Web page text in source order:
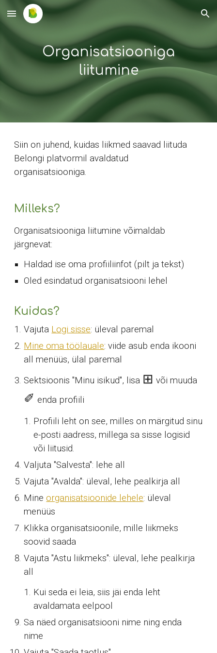
Skip to main content Skip to navigation
Organisatsiooniga
liitumine
Siin on juhend, kuidas liikmed saavad liituda
Belongi platvormil avaldatud
organisatsiooniga.
Milleks?
Organisatsiooniga liitumine võimaldab
järgnevat:
Haldad ise oma profiiliinfot (pilt ja tekst)
Oled esindatud organisatsiooni lehel
Kuidas?
Vajuta Logi sisse: üleval paremal
Mine oma töölauale: viide asub enda ikooni
all menüüs, ülal paremal
Sektsioonis "Minu isikud", lisa ⊞ või muuda
✐ enda profiili
Profiili leht on see, milles on märgitud sinu
e-posti aadress, millega sa sisse logisid
või liitusid.
Valjuta "Salvesta": lehe all
Vajuta "Avalda": üleval, lehe pealkirja all
Mineorganisatsioonide lehele: üleval
menüüs
Klikka organisatsioonile, mille liikmeks
soovid saada
Vajuta "Astu liikmeks": üleval, lehe pealkirja
all
Kui seda ei leia, siis jäi enda leht
avaldamata eelpool
Sa näed organisatsiooni nime ning enda
nime